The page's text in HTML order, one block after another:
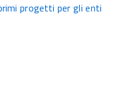
progetti per gli enti